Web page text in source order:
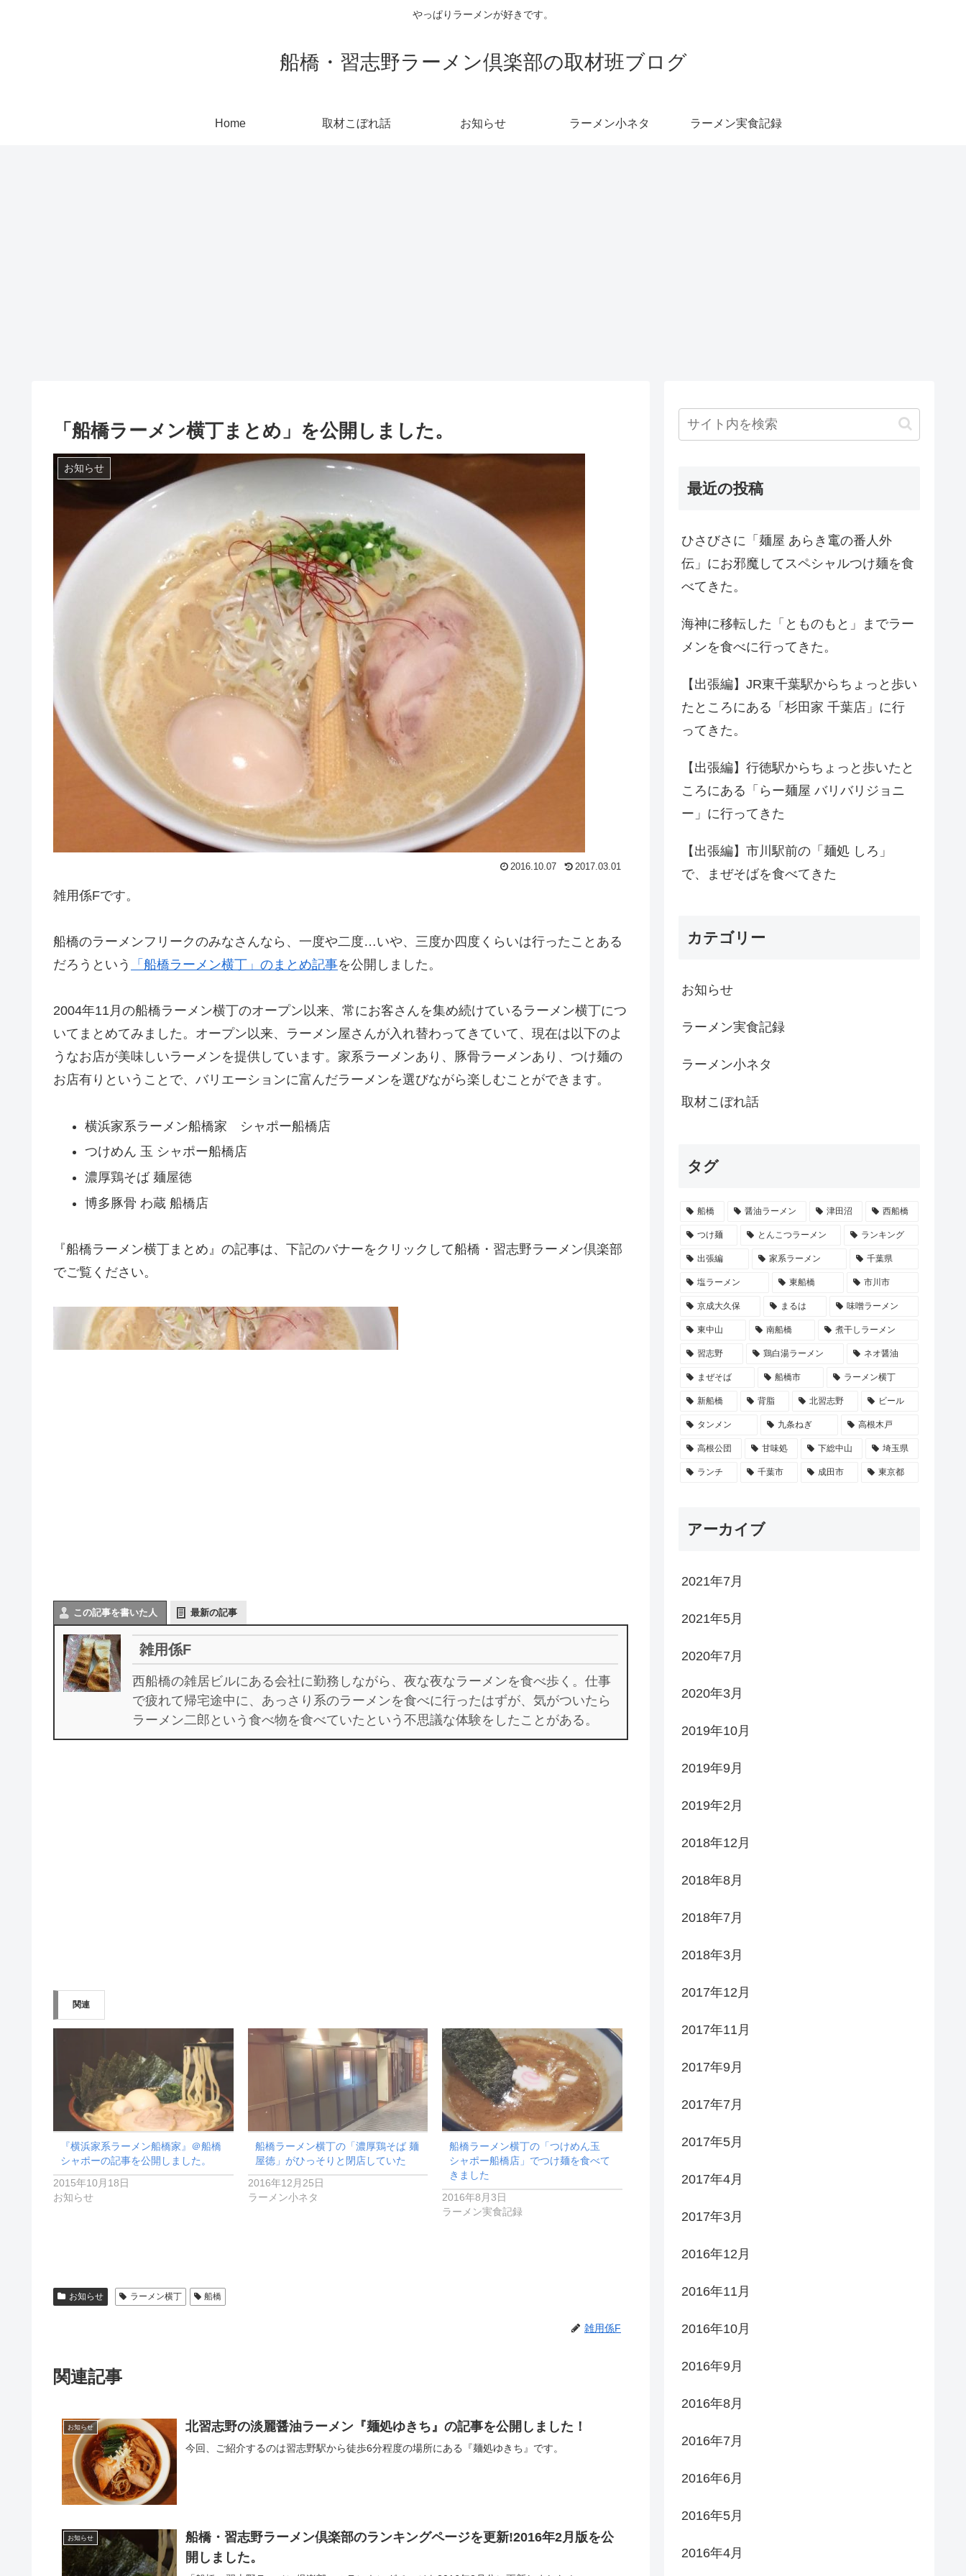
やっぱりラーメンが好きです。
船橋・習志野ラーメン倶楽部の取材班ブログ
Home 取材こぼれ話 お知らせ ラーメン小ネタ ラーメン実食記録
「船橋ラーメン横丁まとめ」を公開しました。
お知らせ
2016.10.07 2017.03.01
雑用係Fです。
船橋のラーメンフリークのみなさんなら、一度や二度…いや、三度か四度くらいは行ったことある
だろうという
「船橋ラーメン横丁」のまとめ記事を公開しました。
2004年11月の船橋ラーメン横丁のオープン以来、常にお客さんを集め続けているラーメン横丁につ
いてまとめてみました。オープン以来、ラーメン屋さんが入れ替わってきていて、現在は以下のよ
うなお店が美味しいラーメンを提供しています。家系ラーメンあり、豚骨ラーメンあり、つけ麺の
お店有りということで、バリエーションに富んだラーメンを選びながら楽しむことができます。
横浜家系ラーメン船橋家 シャポー船橋店
つけめん 玉 シャポー船橋店
濃厚鶏そば 麺屋徳
博多豚骨 わ蔵 船橋店
『船橋ラーメン横丁まとめ』の記事は、下記のバナーをクリックして船橋・習志野ラーメン倶楽部
でご覧ください。
この記事を書いた人 最新の記事
雑用係F
西船橋の雑居ビルにある会社に勤務しながら、夜な夜なラーメンを食べ歩く。仕事
で疲れて帰宅途中に、あっさり系のラーメンを食べに行ったはずが、気がついたら
ラーメン二郎という食べ物を食べていたという不思議な体験をしたことがある。
関連
『横浜家系ラーメン船橋家』＠船橋
シャポーの記事を公開しました。
2015年10月18日
お知らせ
船橋ラーメン横丁の「濃厚鶏そば 麺
屋徳」がひっそりと閉店していた
2016年12月25日
ラーメン小ネタ
船橋ラーメン横丁の「つけめん玉
シャポー船橋店」でつけ麺を食べて
きました
2016年8月3日
ラーメン実食記録
お知らせ ラーメン横丁 船橋
雑用係F
関連記事
お知らせ 北習志野の淡麗醤油ラーメン『麺処ゆきち』の記事を公開しました！
今回、ご紹介するのは習志野駅から徒歩6分程度の場所にある『麺処ゆきち』です。
お知らせ
船橋・習志野ラーメン倶楽部のランキングページを更新!2016年2月版を公
開しました。
最近の投稿
ひさびさに「麺屋 あらき竃の番人外
伝」にお邪魔してスペシャルつけ麺を食
べてきた。
海神に移転した「とものもと」までラー
メンを食べに行ってきた。
【出張編】JR東千葉駅からちょっと歩い
たところにある「杉田家 千葉店」に行
ってきた。
【出張編】行徳駅からちょっと歩いたと
ころにある「らー麺屋 バリバリジョニ
ー」に行ってきた
【出張編】市川駅前の「麺処 しろ」
で、まぜそばを食べてきた
カテゴリー
お知らせ
ラーメン実食記録
ラーメン小ネタ
取材こぼれ話
タグ
船橋 醤油ラーメン 津田沼 西船橋
つけ麺 とんこつラーメン ランキング
出張編 家系ラーメン 千葉県
塩ラーメン 東船橋 市川市
京成大久保 まるは 味噌ラーメン
東中山 南船橋 煮干しラーメン
習志野 鶏白湯ラーメン ネオ醤油
まぜそば 船橋市 ラーメン横丁
新船橋 背脂 北習志野 ビール
タンメン 九条ねぎ 高根木戸
高根公団 甘味処 下総中山 埼玉県
ランチ 千葉市 成田市 東京都
アーカイブ
2021年7月
2021年5月
2020年7月
2020年3月
2019年10月
2019年9月
2019年2月
2018年12月
2018年8月
2018年7月
2018年3月
2017年12月
2017年11月
2017年9月
2017年7月
2017年5月
2017年4月
2017年3月
2016年12月
2016年11月
2016年10月
2016年9月
2016年8月
2016年7月
2016年6月
2016年5月
2016年4月